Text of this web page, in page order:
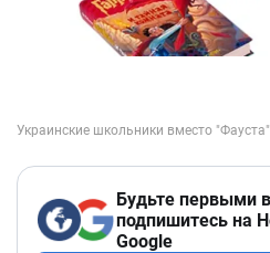
Будьте первыми
подпишитесь на
Google